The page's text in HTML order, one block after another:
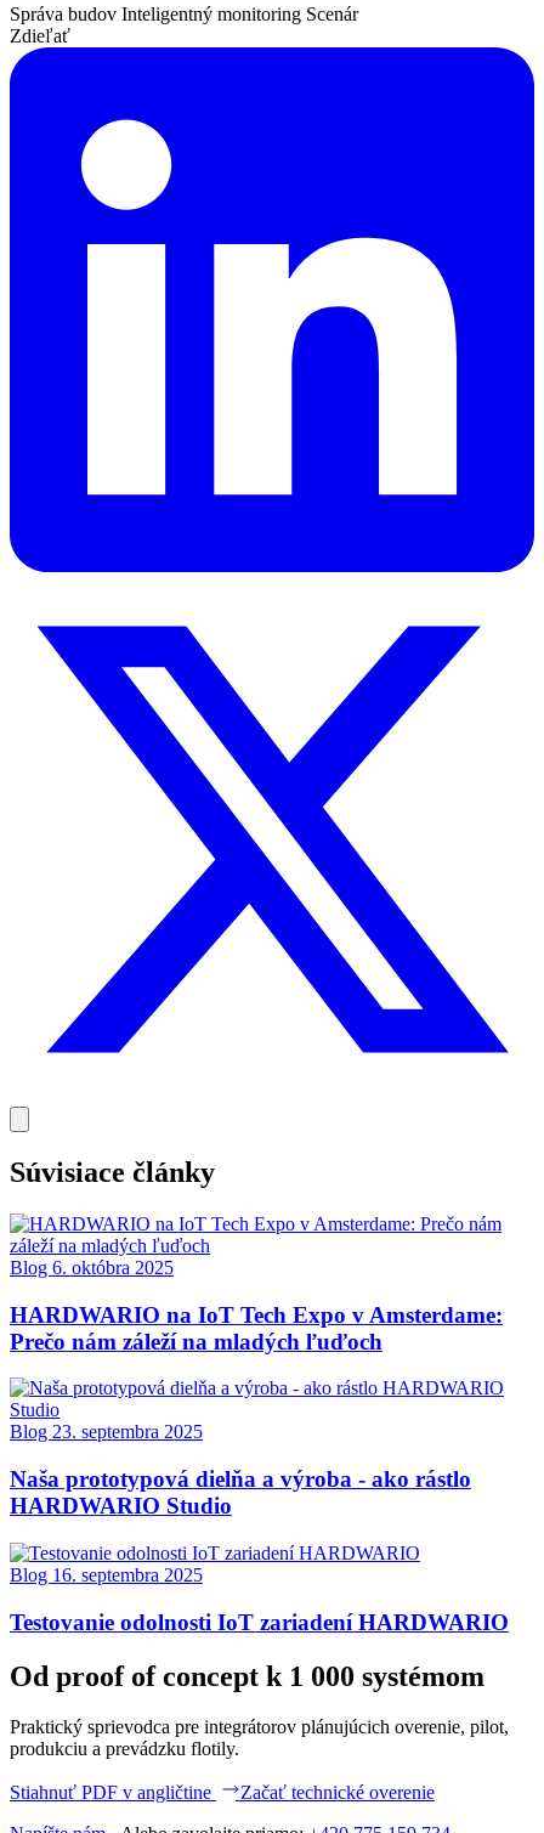
Správa budov Inteligentný monitoring Scenár
Zdieľať
Súvisiace články
Blog 6. októbra 2025
HARDWARIO na IoT Tech Expo v Amsterdame:
Prečo nám záleží na mladých ľuďoch
Blog 23. septembra 2025
Naša prototypová dielňa a výroba - ako rástlo
HARDWARIO Studio
Blog 16. septembra 2025
Testovanie odolnosti IoT zariadení HARDWARIO
Od proof of concept k 1 000 systémom
Praktický sprievodca pre integrátorov plánujúcich overenie, pilot,
produkciu a prevádzku flotily.
Stiahnuť PDF v angličtine
Začať technické overenie